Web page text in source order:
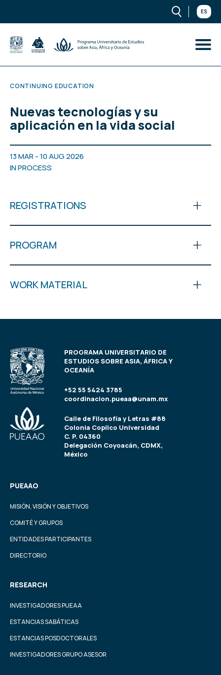
ES
CONTINUING EDUCATION
Nuevas tecnologías y su
aplicación en la vida social
13 MAR - 10 AUG 2026
IN PROCESS
REGISTRATIONS
PROGRAM
WORK MATERIAL
PROGRAMA UNIVERSITARIO DE
ESTUDIOS SOBRE ASIA, ÁFRICA Y
OCEANÍA
+52 55 5424 3785
coordinacion.pueaa@unam.mx
Calle de Filosofía y Letras #88
Colonia Copilco Universidad
C. P. 04360
Delegación Coyoacán, CDMX,
México
PUEAAO
MISIÓN, VISIÓN Y OBJETIVOS
COMITÉ Y GRUPOS
ENTIDADES PARTICIPANTES
DIRECTORIO
RESEARCH
INVESTIGADORES PUEAA
ESTANCIAS SABÁTICAS
ESTANCIAS POSDOCTORALES
INVESTIGADORES GRUPO ASESOR